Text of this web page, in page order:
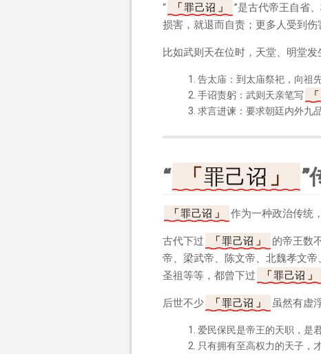
“ 罪己诏
”是古代帝王自省
损害，就退而自责；更多人受到伤
比如武则天在位时，天堂、明堂
告太庙：到太庙祭祀，向祖
手诏责躬：武则天亲笔写
求言进谏：要求朝廷内外九
“ 罪己诏 ”
罪己诏 作为一种政治传统
古代下过 罪己诏 的帝王数
帝、梁武帝、陈文帝、北魏孝文
圣祖等等，都曾下过
罪己诏
后世不少 罪己诏 虽然有虚
爱民保民是帝王的天职，是
只有拥有至高权力的天子，